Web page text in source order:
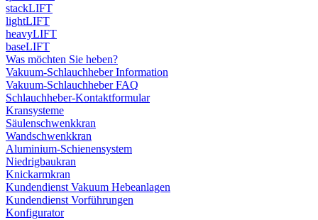
stackLIFT
lightLIFT
heavyLIFT
baseLIFT
Was möchten Sie heben?
Vakuum-Schlauchheber Information
Vakuum-Schlauchheber FAQ
Schlauchheber-Kontaktformular
Kransysteme
Säulenschwenkkran
Wandschwenkkran
Aluminium-Schienensystem
Niedrigbaukran
Knickarmkran
Kundendienst Vakuum Hebeanlagen
Kundendienst Vorführungen
Konfigurator